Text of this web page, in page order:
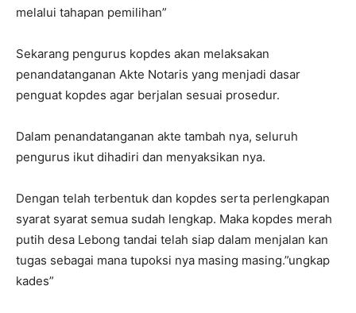
melalui tahapan pemilihan”
Sekarang pengurus kopdes akan melaksakan
penandatanganan Akte Notaris yang menjadi dasar
penguat kopdes agar berjalan sesuai prosedur.
Dalam penandatanganan akte tambah nya, seluruh
pengurus ikut dihadiri dan menyaksikan nya.
Dengan telah terbentuk dan kopdes serta perlengkapan
syarat syarat semua sudah lengkap. Maka kopdes merah
putih desa Lebong tandai telah siap dalam menjalan kan
tugas sebagai mana tupoksi nya masing masing.”ungkap
kades”